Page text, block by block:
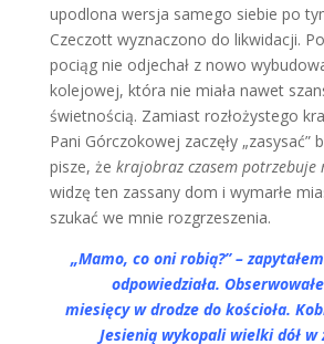
upodlona wersja samego siebie po
Czeczott wyznaczono do likwidacji.
pociąg nie odjechał z nowo
kolejowej, która nie miała nawet
świetnością. Zamiast rozłożystego
Pani Górczokowej zaczęły „zasysać”
pisze, że krajobraz czasem potrzebuje
widzę ten zassany dom i wymarłe
szukać we mnie rozgrzeszenia.
„Mamo, co oni robią?” –
odpowiedziała.
miesięcy w drodze do kościoła.
Jesienią wykopali wielki dół